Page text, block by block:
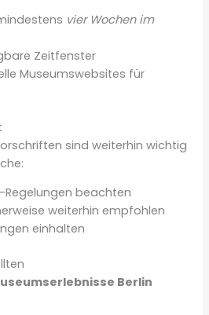
vier Wochen im
Zeitfenster
Museumswebsites für
sind weiterhin wichtig
beachten
weiterhin empfohlen
einhalten
Berlin